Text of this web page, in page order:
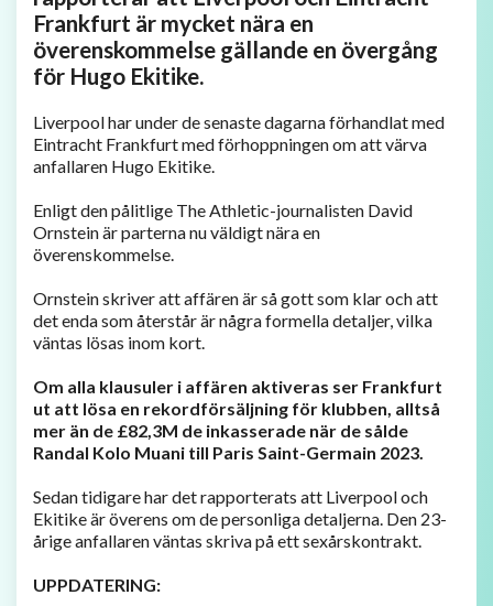
Frankfurt är mycket nära en
överenskommelse gällande en övergång
för Hugo Ekitike.
Liverpool har under de senaste dagarna förhandlat med
Eintracht Frankfurt med förhoppningen om att värva
anfallaren Hugo Ekitike.
Enligt den pålitlige The Athletic-journalisten David
Ornstein är parterna nu väldigt nära en
överenskommelse.
Ornstein skriver att affären är så gott som klar och att
det enda som återstår är några formella detaljer, vilka
väntas lösas inom kort.
Om alla klausuler i affären aktiveras ser Frankfurt
ut att lösa en rekordförsäljning för klubben, alltså
mer än de £82,3M de inkasserade när de sålde
Randal Kolo Muani till Paris Saint-Germain 2023.
Sedan tidigare har det rapporterats att Liverpool och
Ekitike är överens om de personliga detaljerna. Den 23-
årige anfallaren väntas skriva på ett sexårskontrakt.
UPPDATERING: